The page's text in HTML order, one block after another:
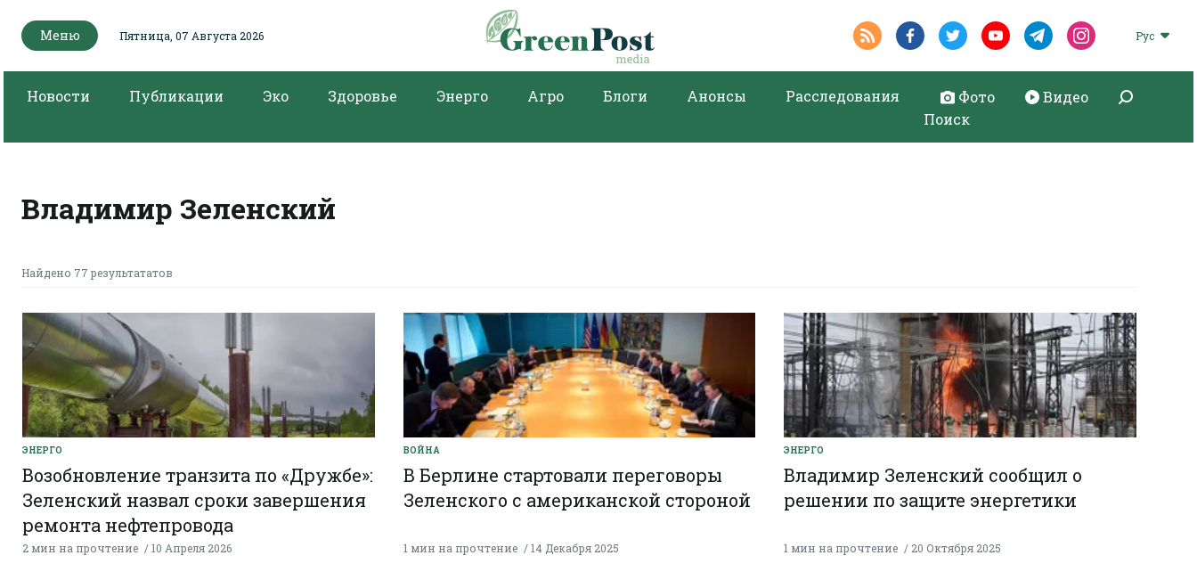
Меню Пятница, 07 Августа 2026 Рус
Новости Публикации Эко Здоровье Энерго Агро Блоги Анонсы Расследования Фото
Видео
Поиск
Владимир Зеленский
Найдено 77 результататов
ЭНЕРГО
Возобновление транзита по «Дружбе»:
Зеленский назвал сроки завершения
ремонта нефтепровода
2 мин на прочтение 10 Апреля 2026
ВОЙНА
В Берлине стартовали переговоры
Зеленского с американской стороной
1 мин на прочтение 14 Декабря 2025
ЭНЕРГО
Владимир Зеленский сообщил о
решении по защите энергетики
1 мин на прочтение 20 Октября 2025